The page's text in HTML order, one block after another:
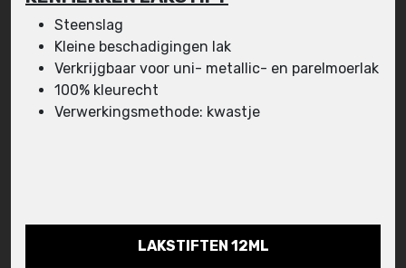
Steenslag
Kleine beschadigingen lak
Verkrijgbaar voor uni- metallic- en parelmoerlak
100% kleurecht
Verwerkingsmethode: kwastje
LAKSTIFTEN 12ML